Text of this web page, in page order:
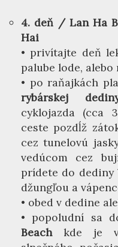
4. deň / Lan Ha
Hai
• privítajte deň
palube lode,
• po raňajkách
rybárskej
cyklojazda (cca
ceste pozdĺž
cez tunelovú
vedúcom cez
prídete do dediny
džungľou a
• obed v dedine
• popoludní sa
Beach kde je